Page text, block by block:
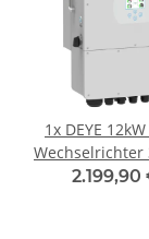
1x DEYE
Wechselrichter
2.199,90